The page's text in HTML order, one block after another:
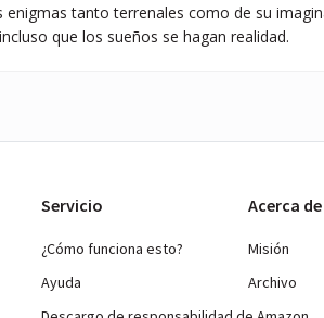
tanto terrenales como de su
que los sueños se hagan realidad.
Servicio
¿Cómo funciona esto?
Ayuda
Acerca
Misión
Archivo